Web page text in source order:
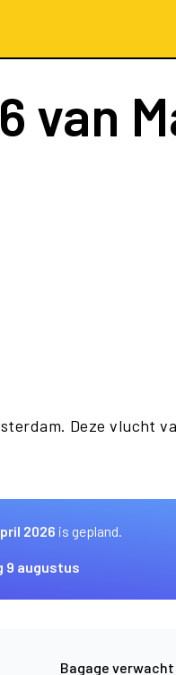
van
Deze vlucht
2026 is gepland.
9 augustus
Bagage verwacht